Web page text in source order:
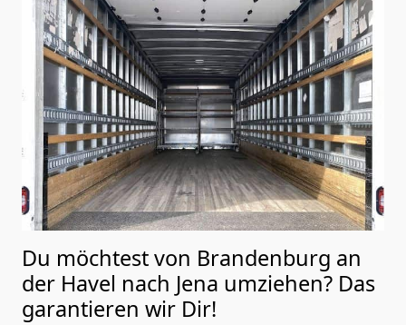
Du möchtest von Brandenburg an
der Havel nach Jena umziehen? Das
garantieren wir Dir!